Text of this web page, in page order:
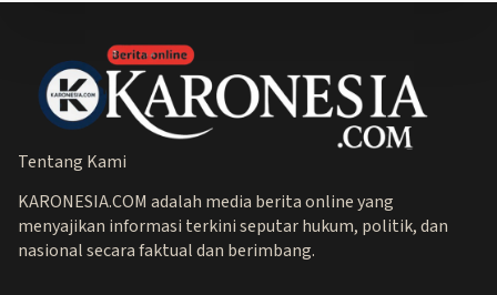
Tentang Kami
KARONESIA.COM adalah media berita online yang
menyajikan informasi terkini seputar hukum, politik, dan
nasional secara faktual dan berimbang.